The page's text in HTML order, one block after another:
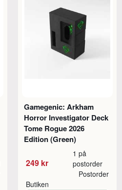
Gamegenic: Arkham
Horror Investigator Deck
Tome Rogue 2026
Edition (Green)
249 kr
1 på
postorder
Butiken
Postorder